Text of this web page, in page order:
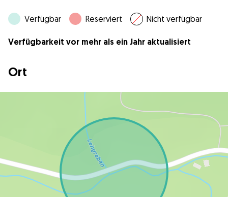
Verfügbar Reserviert Nicht verfügbar
Verfügbarkeit vor mehr als ein Jahr aktualisiert
Ort